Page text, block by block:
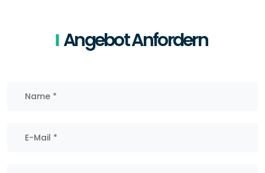
Angebot Anfordern